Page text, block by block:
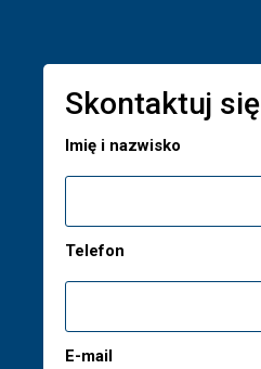
Skontaktuj się
Imię i nazwisko
Telefon
E-mail